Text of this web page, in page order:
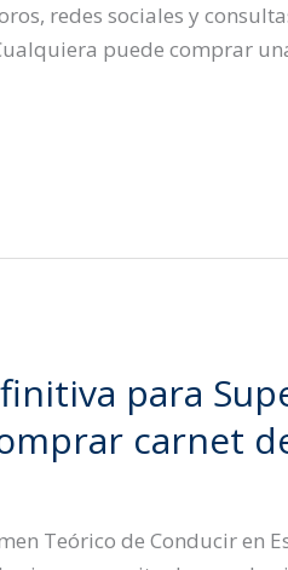
redes sociales y
puede comprar
para
carnet
Teórico de Conducir en